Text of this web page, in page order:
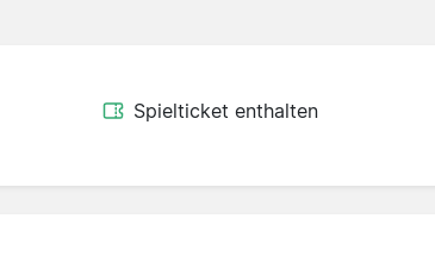
Spielticket enthalten